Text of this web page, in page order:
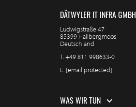
DÄTWYLER IT INFRA GMBH
Ludwigstraße 47
85399 Hallbergmoos
Deutschland
T.+49 811 998633-0
E. [email protected]
WAS WIR TUN